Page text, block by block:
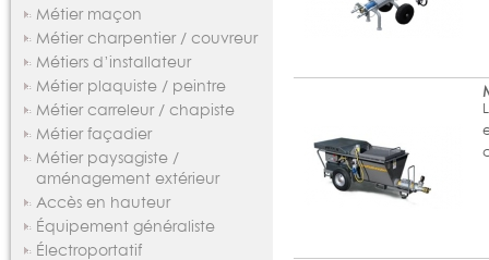
Métier maçon
Métier charpentier / couvreur
Métiers d’installateur
Métier plaquiste / peintre
Métier carreleur / chapiste
Métier façadier
Métier paysagiste /
aménagement extérieur
Accès en hauteur
Équipement généraliste
Électroportatif